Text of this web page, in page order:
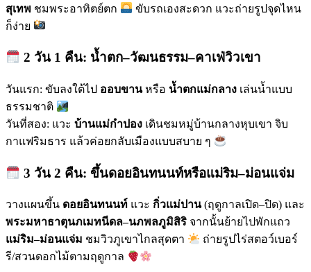
สุเทพ ชมพระอาทิตย์ตก
ขับรถเองสะดวก แวะถ่ายรูปจุดไหน
ก็ง่าย
2 วัน 1 คืน: น้ำตก–วัฒนธรรม–คาเฟ่วิวเขา
วันแรก: ขับลงใต้ไป ออบขานหรือ น้ำตกแม่กลาง เล่นน้ำแบบ
ธรรมชาติ
วันที่สอง: แวะ บ้านแม่กำปอง เดินชมหมู่บ้านกลางหุบเขา จิบ
กาแฟริมธาร แล้วค่อยกลับเมืองแบบสบาย ๆ
3 วัน 2 คืน: ขึ้นดอยอินทนนท์หรือแม่ริม–ม่อนแจ่ม
วางแผนขึ้น ดอยอินทนนท์ แวะ กิ่วแม่ปาน(ฤดูกาลเปิด–ปิด) และ
พระมหาธาตุนภเมทนีดล–นภพลภูมิสิริ จากนั้นย้ายไปพักแถว
แม่ริม–ม่อนแจ่ม ชมวิวภูเขาไกลสุดตา
ถ่ายรูปไร่สตอว์เบอร์
รี/สวนดอกไม้ตามฤดูกาล